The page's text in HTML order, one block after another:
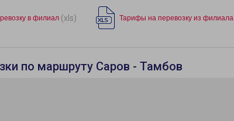
в филиал (xls) Тарифы на перевозку из филиала
по маршруту Саров - Тамбов